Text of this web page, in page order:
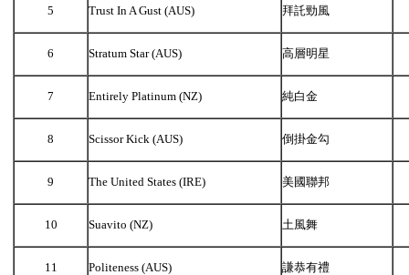
5 Trust In A Gust (AUS) 拜託勁風
6 Stratum Star (AUS) 高層明星
7 Entirely Platinum (NZ) 純白金
8 Scissor Kick (AUS) 倒掛金勾
9 The United States (IRE) 美國聯邦
10 Suavito (NZ) 土風舞
11 Politeness (AUS) 謙恭有禮